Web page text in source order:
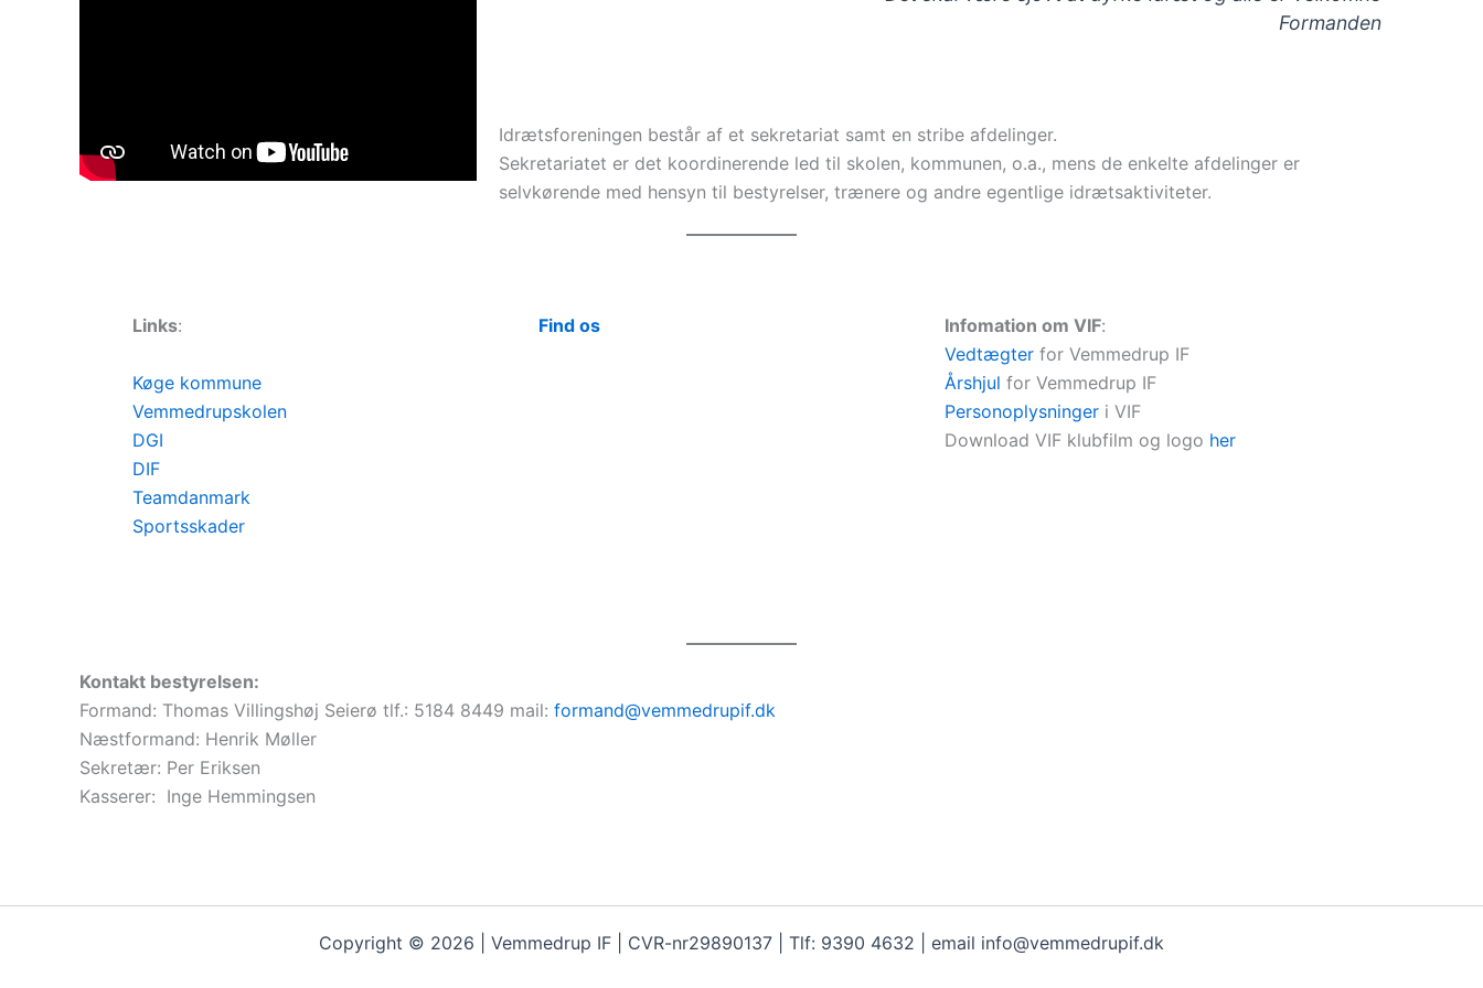
Formanden
Idrætsforeningen består af et sekretariat samt en stribe afdelinger.
Sekretariatet er det koordinerende led til skolen, kommunen, o.a., mens de enkelte afdelinger er
selvkørende med hensyn til bestyrelser, trænere og andre egentlige idrætsaktiviteter.
Links:
Køge kommune
Vemmedrupskolen
DGI
DIF
Teamdanmark
Sportsskader
Find os Infomation om VIF:
Vedtægter for Vemmedrup IF
Årshjul for Vemmedrup IF
Personoplysninger i VIF
Download VIF klubfilm og logo her
Kontakt bestyrelsen:
Formand: Thomas Villingshøj Seierø tlf.: 5184 8449 mail: formand@vemmedrupif.dk
Næstformand: Henrik Møller
Sekretær: Per Eriksen
Kasserer: Inge Hemmingsen
Copyright © 2026 | Vemmedrup IF | CVR-nr29890137 | Tlf: 9390 4632 | email info@vemmedrupif.dk